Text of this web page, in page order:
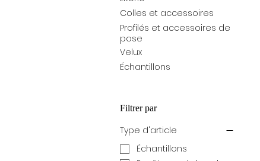
Colles et accessoires
Profilés et accessoires de
pose
Velux
Échantillons
Filtrer par
Type d'article
Échantillons